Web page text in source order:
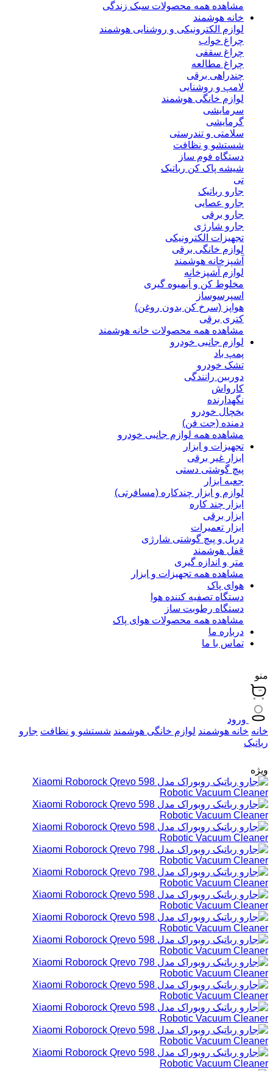
مشاهده همه محصولات سبک زندگی
خانه هوشمند
لوازم الکترونیکی و روشنایی هوشمند
چراغ خواب
چراغ سقفی
چراغ مطالعه
چندراهی برقی
لامپ و روشنایی
لوازم خانگی هوشمند
سرمایشی
گرمایشی
سلامتی و تندرستی
شستشو و نظافت
دستگاه فوم ساز
شیشه پاک کن رباتیک
تی
جارو رباتیک
جارو عصایی
جارو برقی
جارو شارژی
تجهیزات الکترونیکی
لوازم خانگی برقی
آشپزخانه هوشمند
لوازم آشپزخانه
مخلوط کن و آبمیوه گیری
اسپرسوساز
هواپز (سرخ کن بدون روغن)
کتری برقی
مشاهده همه محصولات خانه هوشمند
لوازم جانبی خودرو
پمپ باد
تشک خودرو
دوربین رانندگی
کارواش
نگهدارنده
یخچال خودرو
دمنده (جت فن)
مشاهده همه لوازم جانبی خودرو
تجهیزات و ابزار
ابزار غیر برقی
پیچ گوشتی دستی
جعبه ابزار
لوازم و ابزار چندکاره (مسافرتی)
ابزار چند کاره
ابزار برقی
ابزار تعمیرات
دریل و پیچ گوشتی شارژی
قفل هوشمند
متر و اندازه گیری
مشاهده همه تجهیزات و ابزار
هوای پاک
دستگاه تصفیه کننده هوا
دستگاه رطوبت ساز
مشاهده همه محصولات هوای پاک
درباره ما
تماس با ما
منو
ورود
خانه خانه هوشمند لوازم خانگی هوشمند شستشو و نظافت جارو
رباتیک
ویژه